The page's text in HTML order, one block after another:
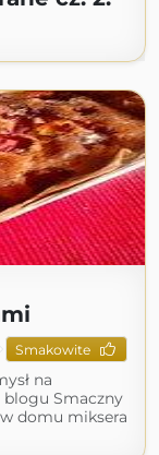
Smakowite
na
blogu Smaczny
domu miksera